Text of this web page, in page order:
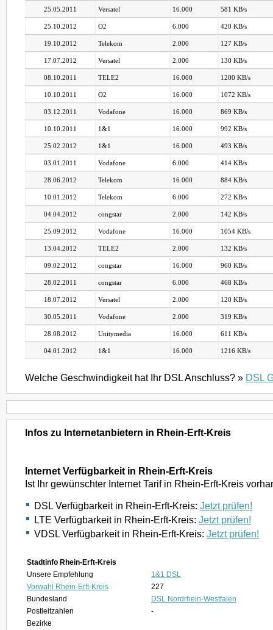
25.05.2011 Versatel 16.000 581 KB/s
25.10.2012 O2 6.000 420 KB/s
19.10.2012 Telekom 2.000 127 KB/s
17.07.2012 Versatel 2.000 130 KB/s
08.10.2011 TELE2 16.000 1200 KB/s
10.10.2011 O2 16.000 1072 KB/s
03.12.2011 Vodafone 16.000 869 KB/s
10.10.2011 1&1 16.000 992 KB/s
25.02.2012 1&1 16.000 493 KB/s
03.01.2011 Vodafone 6.000 414 KB/s
28.06.2012 Telekom 16.000 884 KB/s
10.01.2012 Telekom 6.000 272 KB/s
04.04.2012 congstar 2.000 142 KB/s
25.09.2012 Vodafone 16.000 1054 KB/s
13.04.2012 TELE2 2.000 132 KB/s
09.02.2012 congstar 16.000 960 KB/s
28.02.2011 congstar 6.000 468 KB/s
18.07.2012 Versatel 2.000 120 KB/s
30.05.2011 Vodafone 2.000 319 KB/s
28.08.2012 Unitymedia 16.000 611 KB/s
04.01.2012 1&1 16.000 1216 KB/s
Welche Geschwindigkeit hat Ihr DSL Anschluss? » DSL
Infos zu Internetanbietern in Rhein-Erft-Kreis
Internet Verfügbarkeit in Rhein-Erft-Kreis
Ist Ihr gewünschter Internet Tarif in Rhein-Erft-Kreis
DSL Verfügbarkeit in Rhein-Erft-Kreis: Jetzt prüfen!
LTE Verfügbarkeit in Rhein-Erft-Kreis: Jetzt prüfen!
VDSL Verfügbarkeit in Rhein-Erft-Kreis: Jetzt prüfen!
Stadtinfo Rhein-Erft-Kreis
Unsere Empfehlung
1&1 DSL
Vorwahl Rhein-Erft-Kreis
227
Bundesland
DSL Nordrhein-Westfalen
Postleitzahlen
-
Bezirke